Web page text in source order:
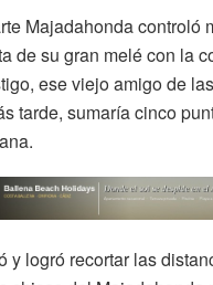
Majadahonda controló
de su gran melé con la
ese viejo amigo de
tarde, sumaría cinco
y logró recortar las